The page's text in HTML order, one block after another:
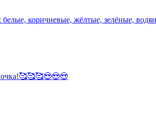
коричневые, жёлтые, зелёные,